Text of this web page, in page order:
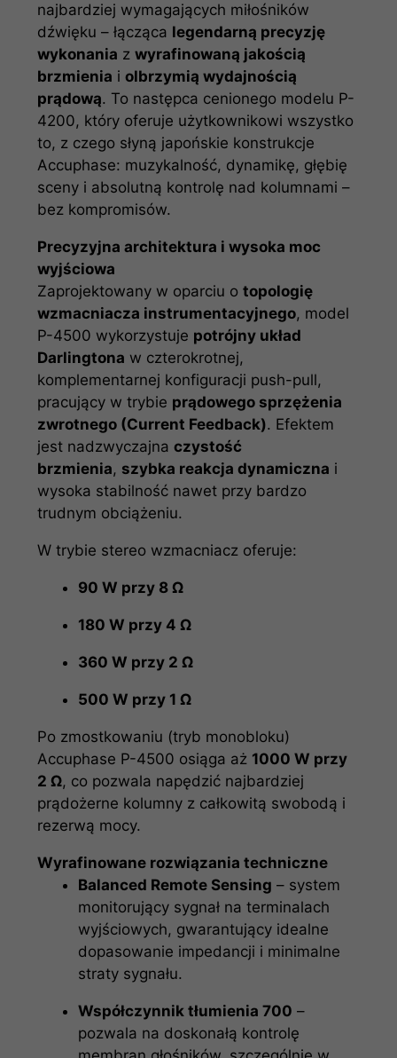
najbardziej wymagających miłośników
dźwięku – łącząca legendarną precyzję
wykonania zwyrafinowaną jakością
brzmienia iolbrzymią wydajnością
prądową. To następca cenionego modelu P-
4200, który oferuje użytkownikowi wszystko
to, z czego słyną japońskie konstrukcje
Accuphase: muzykalność, dynamikę, głębię
sceny i absolutną kontrolę nad kolumnami –
bez kompromisów.
Precyzyjna architektura i wysoka moc
wyjściowa
Zaprojektowany w oparciu otopologię
wzmacniacza instrumentacyjnego, model
P-4500 wykorzystuje potrójny układ
Darlingtona w czterokrotnej,
komplementarnej konfiguracji push-pull,
pracujący w trybie prądowego sprzężenia
zwrotnego (Current Feedback). Efektem
jest nadzwyczajnaczystość
brzmienia, szybka reakcja dynamiczna i
wysoka stabilność nawet przy bardzo
trudnym obciążeniu.
W trybie stereo wzmacniacz oferuje:
90 W przy 8 Ω
180 W przy 4 Ω
360 W przy 2 Ω
500 W przy 1 Ω
Po zmostkowaniu (tryb monobloku)
Accuphase P-4500 osiąga aż 1000 W przy
2 Ω, co pozwala napędzić najbardziej
prądożerne kolumny z całkowitą swobodą i
rezerwą mocy.
Wyrafinowane rozwiązania techniczne
Balanced Remote Sensing – system
monitorujący sygnał na terminalach
wyjściowych, gwarantujący idealne
dopasowanie impedancji i minimalne
straty sygnału.
Współczynnik tłumienia 700 –
pozwala na doskonałą kontrolę